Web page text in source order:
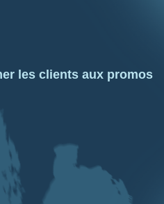
les clients aux promos